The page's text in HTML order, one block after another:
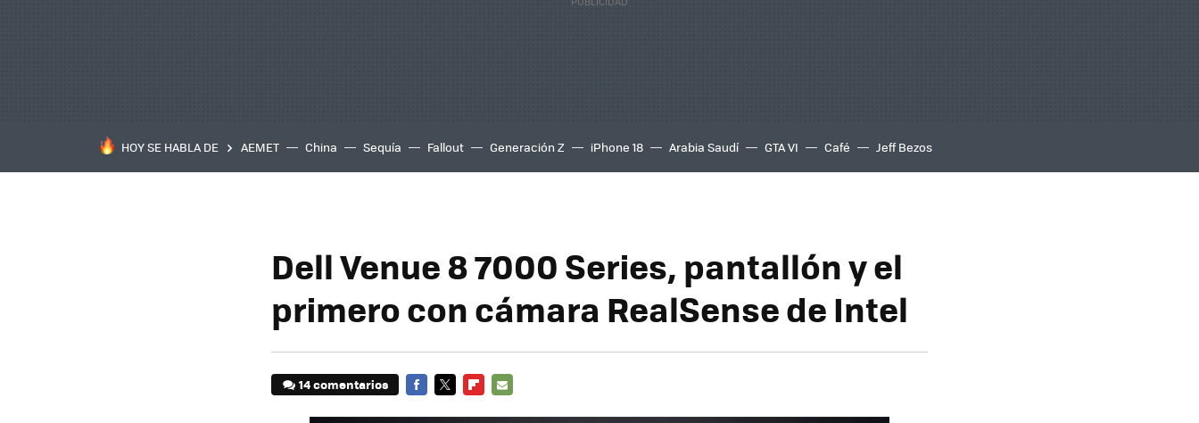
HOY SE HABLA DE AEMET China Sequía Fallout Generación Z iPhone 18 Arabia Saudí GTA VI Café Jeff Bezos
Dell Venue 8 7000 Series, pantallón y el
primero con cámara RealSense de Intel
14 comentarios